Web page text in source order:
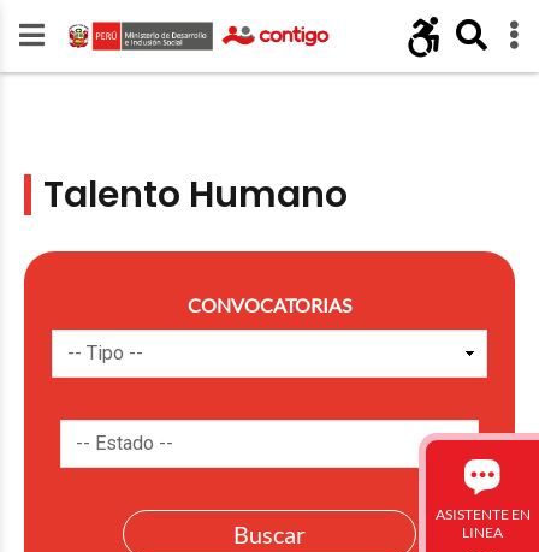
Talento Humano
CONVOCATORIAS
ASISTENTE EN
LINEA